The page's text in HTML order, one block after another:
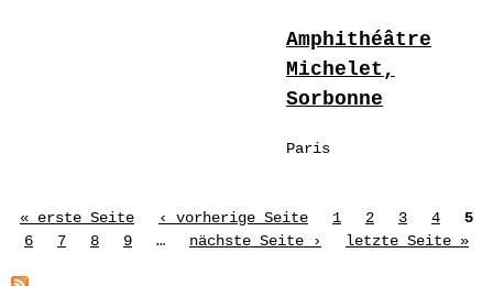
Amphithéâtre
Michelet,
Sorbonne
Paris
Seiten
« erste Seite ‹ vorherige Seite 1 2 3 4
5
6
7 8 9 … nächste Seite › letzte Seite »